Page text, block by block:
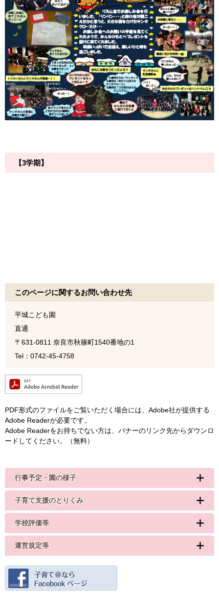
【3学期】
このページに関するお問い合わせ先
平城こども園
直通
〒631-0811 奈良市秋篠町1540番地の1
Tel：0742-45-4758
PDF形式のファイルをご覧いただく場合には、Adobe社が提供する
Adobe Readerが必要です。
Adobe Readerをお持ちでない方は、バナーのリンク先からダウンロ
ードしてください。（無料）
行事予定・園の様子
子育て支援のとりくみ
学校評価等
運営規定等